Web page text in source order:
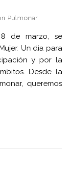
Pulmonar
de marzo, se
Un día para
y por la
Desde la
queremos